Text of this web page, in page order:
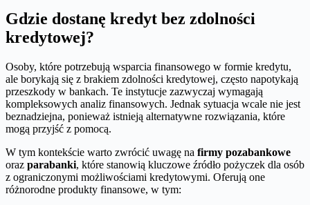
Gdzie dostanę kredyt bez zdolności
kredytowej?
Osoby, które potrzebują wsparcia finansowego w formie kredytu,
ale borykają się z brakiem zdolności kredytowej, często napotykają
przeszkody w bankach. Te instytucje zazwyczaj wymagają
kompleksowych analiz finansowych. Jednak sytuacja wcale nie jest
beznadziejna, ponieważ istnieją alternatywne rozwiązania, które
mogą przyjść z pomocą.
W tym kontekście warto zwrócić uwagę na firmy pozabankowe
oraz parabanki, które stanowią kluczowe źródło pożyczek dla osób
z ograniczonymi możliwościami kredytowymi. Oferują one
różnorodne produkty finansowe, w tym: